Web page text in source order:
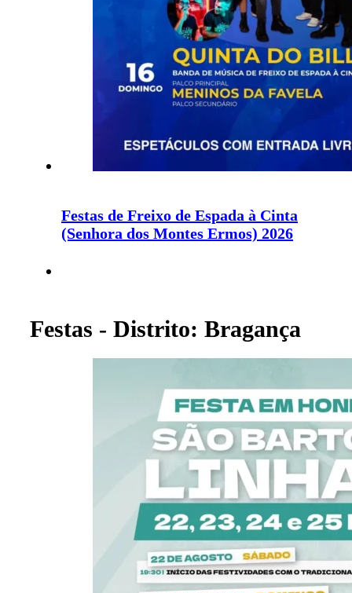
Festas de Freixo de Espada à Cinta
(Senhora dos Montes Ermos) 2026
Festas - Distrito: Bragança